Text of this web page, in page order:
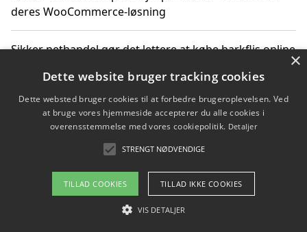
deres WooCommerce-løsning
Sikker nethandel gør det lettere at købe barkflis online
Ting du bør vide før du vælger webbureau i Aarhus
Copyright 2026 - Pilanto Aps
Om / kontakt
Blog Betingelser
×
Dette website bruger tracking cookies
Dette websted bruger cookies til at forbedre brugeroplevelsen. Ved
at bruge vores hjemmeside accepterer du alle cookies i
overensstemmelse med vores cookiepolitik. Detaljer
STRENGT NØDVENDIGE
TILLAD COOKIES TILLAD IKKE COOKIES
VIS DETALJER